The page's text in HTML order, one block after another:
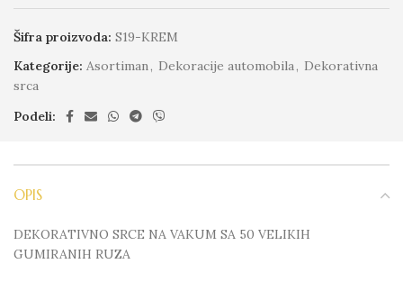
Šifra proizvoda: S19-KREM
Kategorije: Asortiman , Dekoracije automobila , Dekorativna
srca
Podeli:
OPIS
DEKORATIVNO SRCE NA VAKUM SA 50 VELIKIH
GUMIRANIH RUZA